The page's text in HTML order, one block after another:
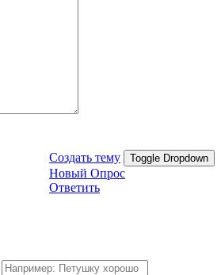
Создать тему Toggle Dropdown
Новый Опрос
Ответить